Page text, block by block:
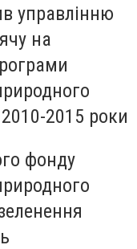
управлінню
на
2015 роки
фонду